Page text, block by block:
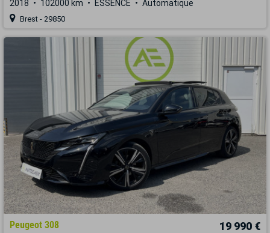
2018 102000 km ESSENCE Automatique
Brest - 29850
Peugeot 308 19 990 €